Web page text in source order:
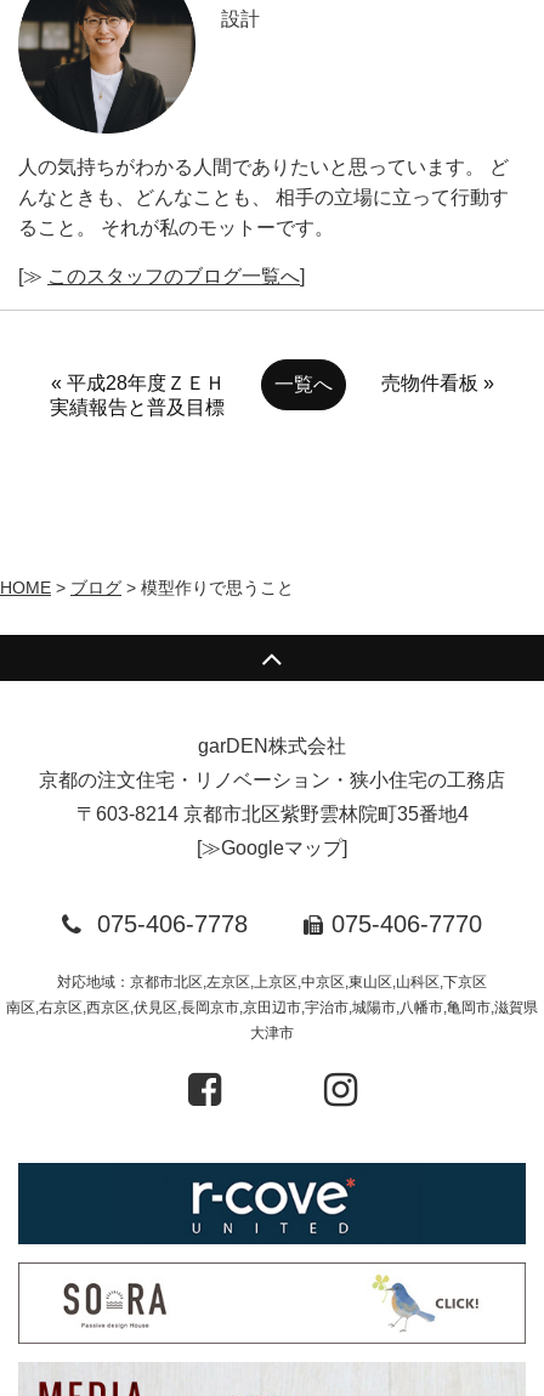
設計
人の気持ちがわかる人間でありたいと思っています。 ど
んなときも、どんなことも、 相手の立場に立って行動す
ること。 それが私のモットーです。
[≫ このスタッフのブログ一覧へ]
« 平成28年度ＺＥＨ
実績報告と普及目標
一覧へ 売物件看板 »
HOME > ブログ > 模型作りで思うこと
garDEN株式会社
京都の注文住宅・リノベーション・狭小住宅の工務店
〒603-8214 京都市北区紫野雲林院町35番地4
[≫Googleマップ]
075-406-7778 075-406-7770
対応地域：京都市北区,左京区,上京区,中京区,東山区,山科区,下京区
南区,右京区,西京区,伏見区,長岡京市,京田辺市,宇治市,城陽市,八幡市,亀岡市,滋賀県
大津市